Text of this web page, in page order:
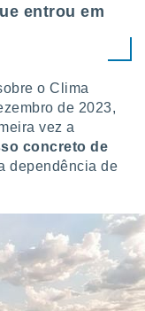
entrou em
o Clima
de 2023,
vez a
concreto de
dependência de